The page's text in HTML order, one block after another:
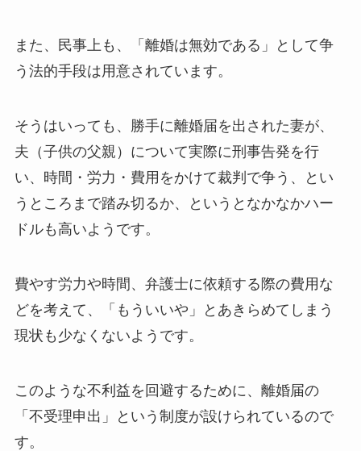
また、民事上も、「離婚は無効である」として争
う法的手段は用意されています。
そうはいっても、勝手に離婚届を出された妻が、
夫（子供の父親）について実際に刑事告発を行
い、時間・労力・費用をかけて裁判で争う、とい
うところまで踏み切るか、というとなかなかハー
ドルも高いようです。
費やす労力や時間、弁護士に依頼する際の費用な
どを考えて、「もういいや」とあきらめてしまう
現状も少なくないようです。
このような不利益を回避するために、離婚届の
「不受理申出」という制度が設けられているので
す。